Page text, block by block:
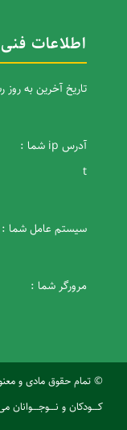
اطلاعات فنی
تاریخ آخرین به روز رسانی :
آدرس ip شما :
t
سیستم عامل شما :
مرورگر شما :
© تمام حقوق مادی و
کــــودکان و